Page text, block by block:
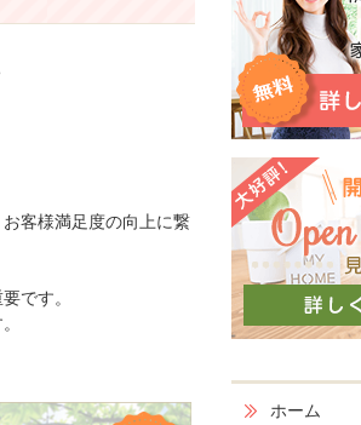
客様満足度の向上に繋
です。
ホーム